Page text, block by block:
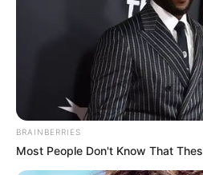
BRAINBERRIES
Most People Don't Know That